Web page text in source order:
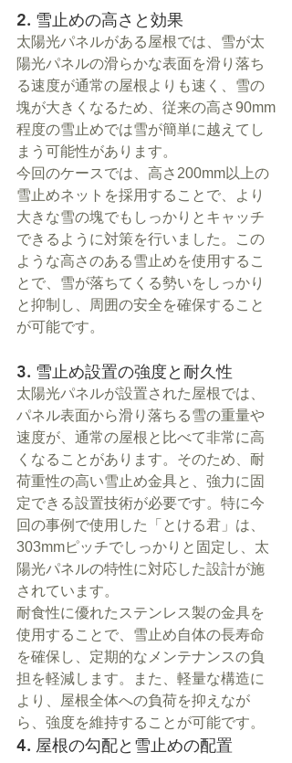
2. 雪止めの高さと効果
太陽光パネルがある屋根では、雪が太
陽光パネルの滑らかな表面を滑り落ち
る速度が通常の屋根よりも速く、雪の
塊が大きくなるため、従来の高さ90mm
程度の雪止めでは雪が簡単に越えてし
まう可能性があります。
今回のケースでは、高さ200mm以上の
雪止めネットを採用することで、より
大きな雪の塊でもしっかりとキャッチ
できるように対策を行いました。この
ような高さのある雪止めを使用するこ
とで、雪が落ちてくる勢いをしっかり
と抑制し、周囲の安全を確保すること
が可能です。
3. 雪止め設置の強度と耐久性
太陽光パネルが設置された屋根では、
パネル表面から滑り落ちる雪の重量や
速度が、通常の屋根と比べて非常に高
くなることがあります。そのため、耐
荷重性の高い雪止め金具と、強力に固
定できる設置技術が必要です。特に今
回の事例で使用した「とける君」は、
303mmピッチでしっかりと固定し、太
陽光パネルの特性に対応した設計が施
されています。
耐食性に優れたステンレス製の金具を
使用することで、雪止め自体の長寿命
を確保し、定期的なメンテナンスの負
担を軽減します。また、軽量な構造に
より、屋根全体への負荷を抑えなが
ら、強度を維持することが可能です。
4. 屋根の勾配と雪止めの配置